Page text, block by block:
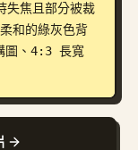
失焦且部分被裁
和的綠灰色背
圖、4:3 長寬